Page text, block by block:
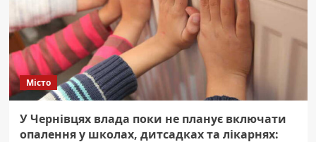
Антона
Кохановського
та
медалісти
“На
славу
Чернівців”
мер
міста
Місто
У Чернівцях влада поки не планує включати
опалення у школах, дитсадках та лікарнях: